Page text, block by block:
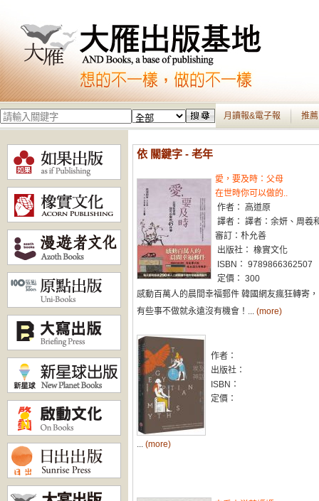
月讀報&電子報 推
依 關鍵字 - 老年
愛，要及時：父母
在世時你可以做的..
作者： 高道原
譯者： 譯者：余妍、周羲
審訂：朴允善
出版社： 橡實文化
ISBN： 9789866362507
定價： 300
感動百萬人的晨間幸福郵件 韓國網友瘋狂轉寄，
有些事不做就永遠沒有機會！... (more)
作者：
出版社：
ISBN：
定價：
... (more)